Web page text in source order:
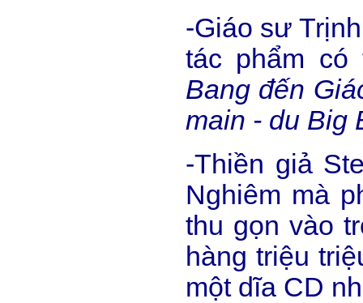
-Giáo sư
tác phẩm có
Bang đến
main - du Big
-Thiền giả
Nghiêm mà
thu gọn vào
hàng triệu
một dĩa CD